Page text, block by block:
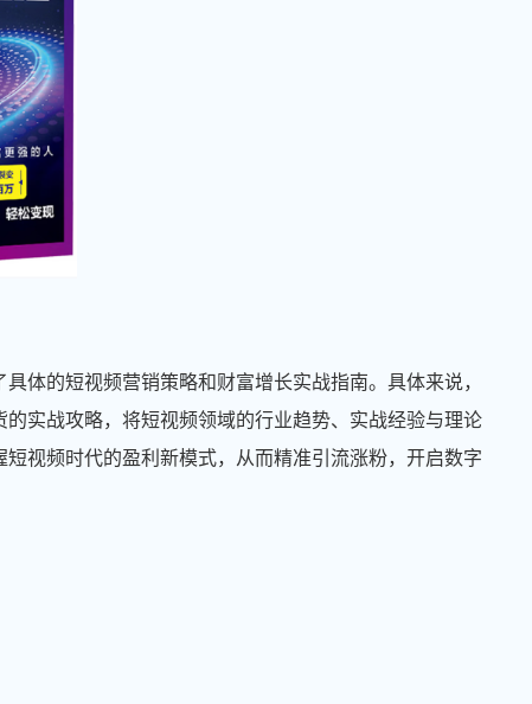
体的短视频营销策略和财富增长实战指南。具体来说，
实战攻略，将短视频领域的行业趋势、实战经验与理论
视频时代的盈利新模式，从而精准引流涨粉，开启数字